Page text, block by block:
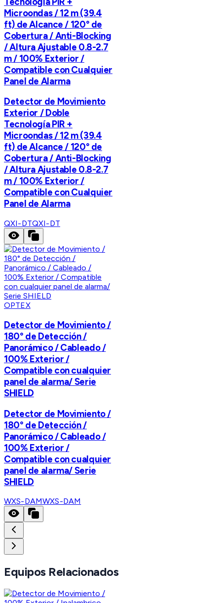
Microondas / 12 m (39.4
ft) de Alcance / 120° de
Cobertura / Anti-Blocking
/ Altura Ajustable 0.8-2.7
m / 100% Exterior /
Compatible con Cualquier
Panel de Alarma
Detector de Movimiento
Exterior / Doble
Tecnología PIR +
Microondas / 12 m (39.4
ft) de Alcance / 120° de
Cobertura / Anti-Blocking
/ Altura Ajustable 0.8-2.7
m / 100% Exterior /
Compatible con Cualquier
Panel de Alarma
QXI-DTQXI-DT
OPTEX
Detector de Movimiento /
180° de Detección /
Panorámico / Cableado /
100% Exterior /
Compatible con cualquier
panel de alarma/ Serie
SHIELD
Detector de Movimiento /
180° de Detección /
Panorámico / Cableado /
100% Exterior /
Compatible con cualquier
panel de alarma/ Serie
SHIELD
WXS-DAMWXS-DAM
Equipos Relacionados